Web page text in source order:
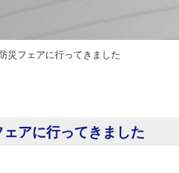
防災フェアに行ってきました
ェアに行ってきました